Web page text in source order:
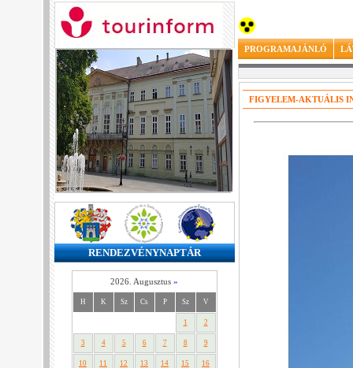
RENDEZVÉNYNAPTÁR
2026. Augusztus »
H K Sz Cs P Sz V
1 2
3 4 5 6 7 8 9
10 11 12 13 14 15 16
PROGRAMAJÁNLÓ
FIGYELEM-AKTUÁLIS